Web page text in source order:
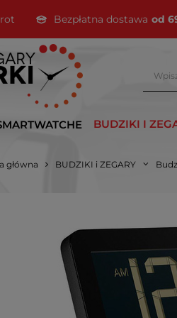
Bezpłatna dostawa od
BUDZIKI I
główna BUDZIKI i ZEGARY